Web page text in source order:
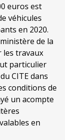
euros est
véhicules
en 2020.
de la
les travaux
particulier
CITE dans
conditions de
un acompte
en